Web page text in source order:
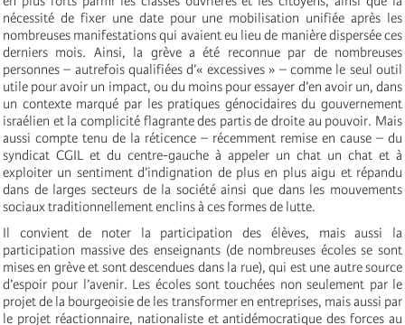
nécessité de fixer une date pour une mobilisation unifiée après les
nombreuses manifestations qui avaient eu lieu de manière dispersée ces
derniers mois. Ainsi, la grève a été reconnue par de nombreuses
personnes – autrefois qualifiées d’« excessives » – comme le seul outil
utile pour avoir un impact, ou du moins pour essayer d’en avoir un, dans
un contexte marqué par les pratiques génocidaires du gouvernement
israélien et la complicité flagrante des partis de droite au pouvoir. Mais
aussi compte tenu de la réticence – récemment remise en cause – du
syndicat CGIL et du centre-gauche à appeler un chat un chat et à
exploiter un sentiment d’indignation de plus en plus aigu et répandu
dans de larges secteurs de la société ainsi que dans les mouvements
sociaux traditionnellement enclins à ces formes de lutte.
Il convient de noter la participation des élèves, mais aussi la
participation massive des enseignants (de nombreuses écoles se sont
mises en grève et sont descendues dans la rue), qui est une autre source
d’espoir pour l’avenir. Les écoles sont touchées non seulement par le
projet de la bourgeoisie de les transformer en entreprises, mais aussi par
le projet réactionnaire, nationaliste et antidémocratique des forces au